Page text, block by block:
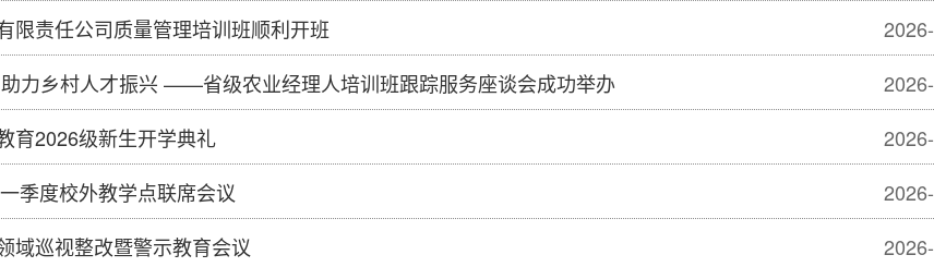
限责任公司质量管理培训班顺利开班
力乡村人才振兴 ——省级农业经理人培训班跟踪服务座谈会成功举办
育2026级新生开学典礼
季度校外教学点联席会议
域巡视整改暨警示教育会议